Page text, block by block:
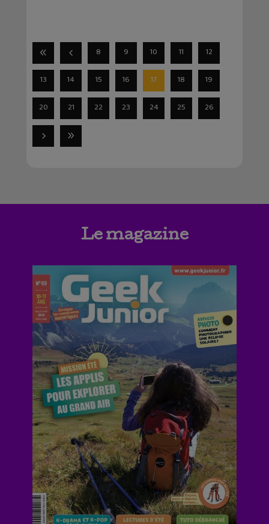
8 9 10 11 12
13 14 15 16 17 18 19
20 21 22 23 24 25 26
Le magazine